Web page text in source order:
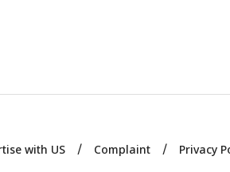
with US Complaint Privacy